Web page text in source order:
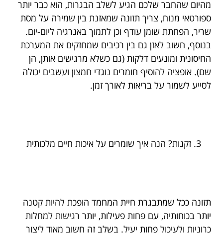
מהיום שהחבר שלכם הגיע לשלב הבגרות, הוא כבר יותר
ספורטאי מנוח, צריך תזונה שמאזנת בין שמירה על מסת
שריר, הפחתת שומן עודף וכן לתמוך באנרגיה ליום-יום.
בנוסף, חשוב לאזן גם בין רכיבים שמחזקים את המערכת
החיסונית ומונעים דלקות (גם כשלא מרגישים אותן, הן
שם). אופציה להוסיף חומרים נוגדי חמצון ועשבים יכולה
לסייע לשמור על בריאות לאורך זמן.
זקנות? הנה איך שומרים על איכות חיים מלכותית
תזונה ככל שמתבגרת חיית המחמד הופכת להיות קטנה
יותר בכוחותיה, עם פחות פעילות, יותר רגישות למחלות
כרוניות ולעיכול פחות יעיל. בשלב זה חשוב מאוד ליצור